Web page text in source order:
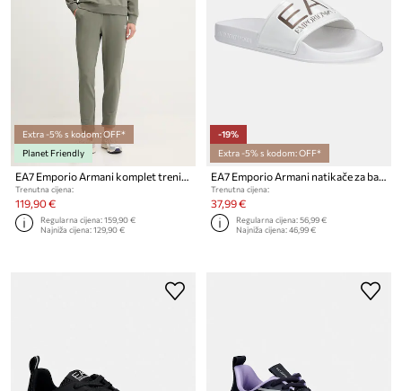
Extra -5% s kodom: OFF*
Planet Friendly
EA7 Emporio Armani komplet trenirka za žene od pamuka s elastanom
Trenutna cijena:
119,90 €
Regularna cijena:159,90 €
Najniža cijena:129,90 €
-19%
Extra -5% s kodom: OFF*
EA7 Emporio Armani natikače za bazen za žene
Trenutna cijena:
37,99 €
Regularna cijena:56,99 €
Najniža cijena:46,99 €